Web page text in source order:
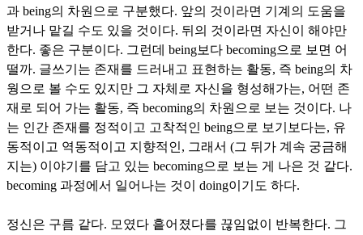
과 being의 차원으로 구분했다. 앞의 것이라면 기계의 도움을
받거나 맡길 수도 있을 것이다. 뒤의 것이라면 자신이 해야만
한다. 좋은 구분이다. 그런데 being보다 becoming으로 보면 어
떨까. 글쓰기는 존재를 드러내고 표현하는 활동, 즉 being의 차
웡으로 볼 수도 있지만 그 자체로 자신을 형성해가는, 어떤 존
재로 되어 가는 활동, 즉 becoming의 차원으로 보는 것이다. 나
는 인간 존재를 정적이고 고착적인 being으로 보기보다는, 유
동적이고 역동적이고 지향적인, 그래서 (그 뒤가 계속 궁금해
지는) 이야기를 담고 있는 becoming으로 보는 게 나은 것 같다.
becoming 과정에서 일어나는 것이 doing이기도 하다.
정신은 구름 같다. 모였다 흩어졌다를 끊임없이 반복한다. 그